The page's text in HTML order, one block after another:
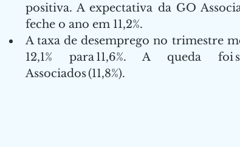
positiva. A expectativa da GO
feche o ano em 11,2%.
A taxa de desemprego no trimestre
12,1% para 11,6%. A queda foi
Associados (11,8%).